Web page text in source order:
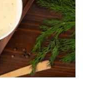
Fonds | 169